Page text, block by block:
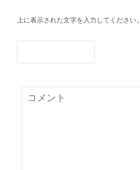
上に表示された文字を入力してください。